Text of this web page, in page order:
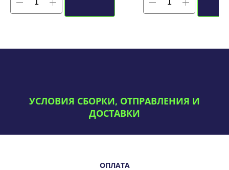
УСЛОВИЯ СБОРКИ, ОТПРАВЛЕНИЯ И
ДОСТАВКИ
ОПЛАТА